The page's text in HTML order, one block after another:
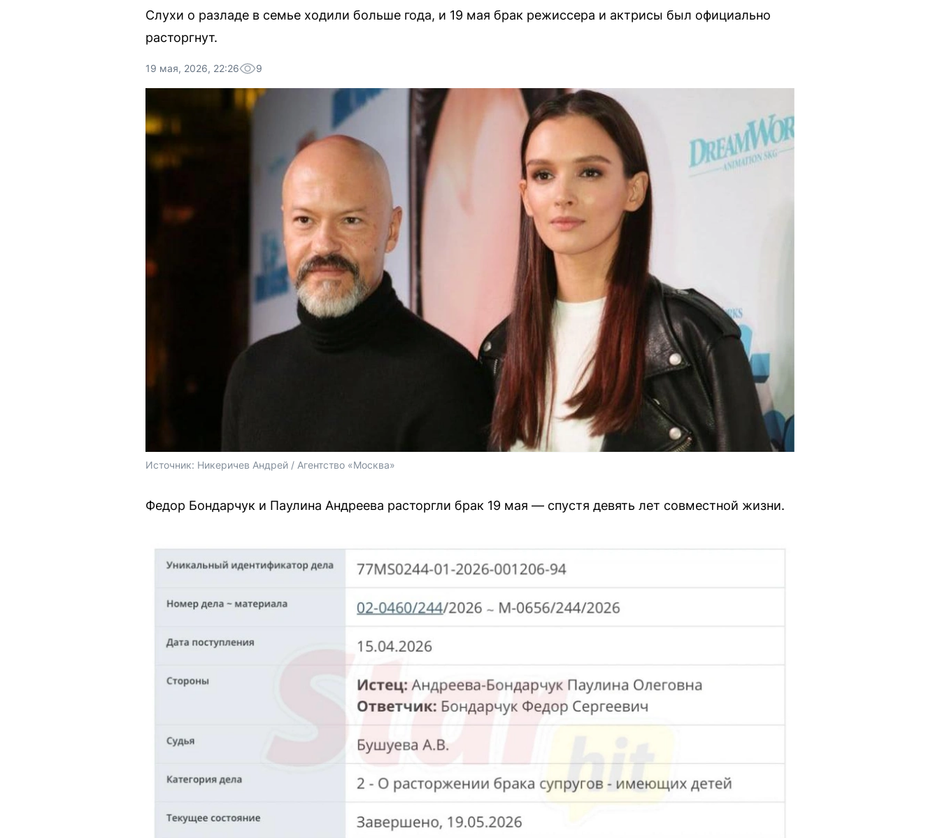
Слухи о разладе в семье ходили больше года, и 19 мая брак режиссера и актрисы был официально
расторгнут.
19 мая, 2026, 22:26 9
Источник: Никеричев Андрей / Агентство «Москва»
Федор Бондарчук и Паулина Андреева расторгли брак 19 мая — спустя девять лет совместной жизни.